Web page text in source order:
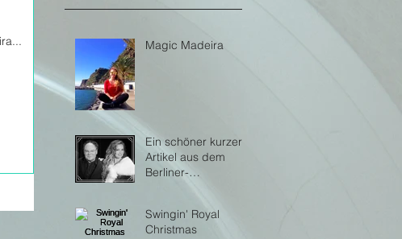
Magic Madeira
Ein schöner kurzer
Artikel aus dem
Berliner-
Swingin' Royal
Christmas